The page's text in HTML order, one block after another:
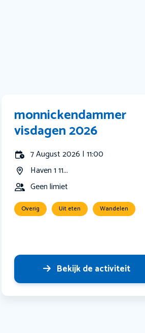
monnickendammer
visdagen 2026
7 August 2026 | 11:00
Haven 1 11...
Geen limiet
Overig Uit eten Wandelen
Bekijk de activiteit